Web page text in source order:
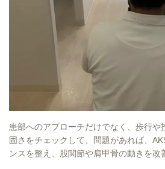
患部へのアプローチだけでなく、歩行
固さをチェックして、問題があれば、
ンスを整え、股関節や肩甲骨の動きを改